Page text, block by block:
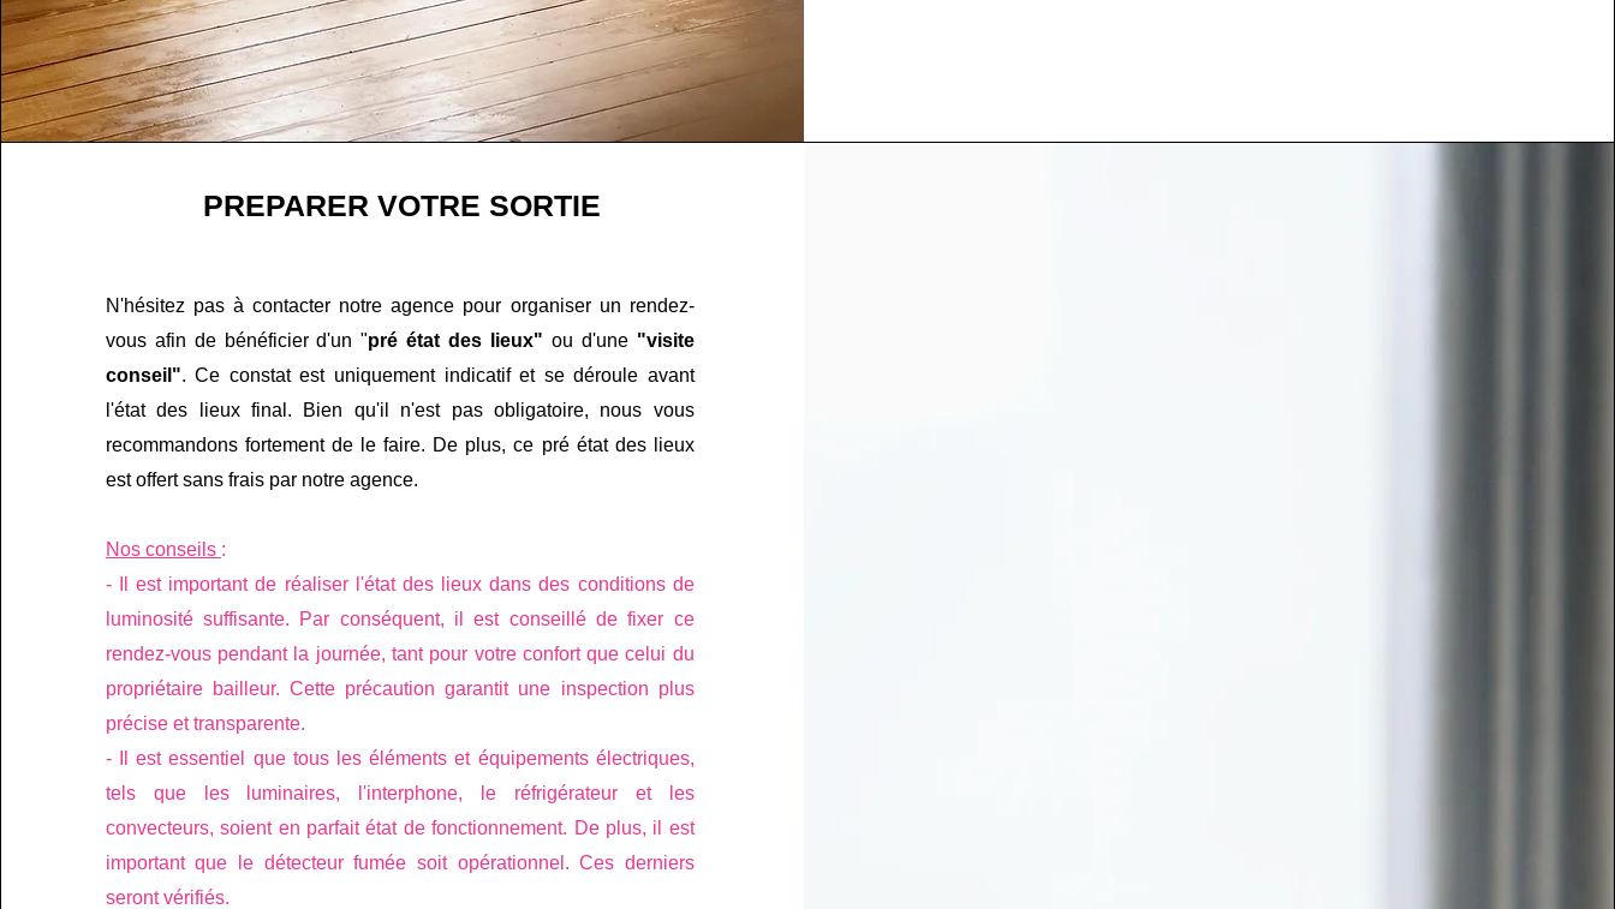
PREPARER VOTRE SORTIE
N'hésitez pas à contacter notre agence pour organiser un rendez-
vous afin de bénéficier d'un "pré état des lieux" ou d'une "visite
conseil". Ce constat est uniquement indicatif et se déroule avant
l'état des lieux final. Bien qu'il n'est pas obligatoire, nous vous
recommandons fortement de le faire. De plus, ce pré état des lieux
est offert sans frais par notre agence.
Nos conseils :
- Il est important de réaliser l'état des lieux dans des conditions de
luminosité suffisante. Par conséquent, il est conseillé de fixer ce
rendez-vous pendant la journée, tant pour votre confort que celui du
propriétaire bailleur. Cette précaution garantit une inspection plus
précise et transparente.
- Il est essentiel que tous les éléments et équipements électriques,
tels que les luminaires, l'interphone, le réfrigérateur et les
convecteurs, soient en parfait état de fonctionnement. De plus, il est
important que le détecteur fumée soit opérationnel. Ces derniers
seront vérifiés.